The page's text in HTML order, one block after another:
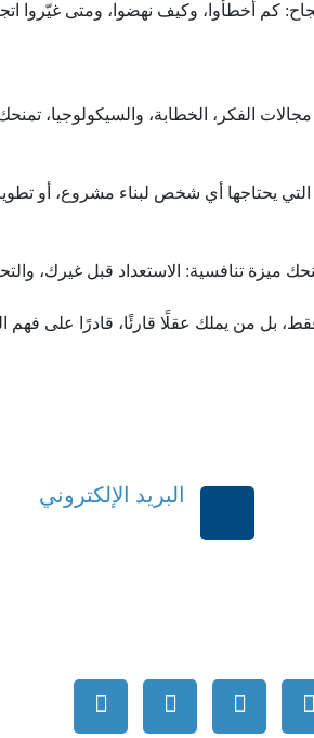
كم أخطأوا، وكيف نهضوا، ومتى غيّروا
الفكر، الخطابة، والسيكولوجيا،
التي يحتاجها أي شخص لبناء مشروع، أو
ميزة تنافسية: الاستعداد قبل غيرك،
بل من يملك عقلًا قارئًا، قادرًا على فهم
البريد الإلكتروني